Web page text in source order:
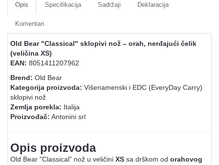
Opis Specifikacija Sadržaji Deklaracija
Komentari
Old Bear "Classical" sklopivi nož – orah, nerđajući čelik
(veličina XS)
EAN: 8051411207962
Brend: Old Bear
Kategorija proizvoda: Višenamenski i EDC (EveryDay Carry)
sklopivi nož
Zemlja porekla: Italija
Proizvođač: Antonini srl
Opis proizvoda
Old Bear "Classical" nož u veličini XS sa drškom od orahovog